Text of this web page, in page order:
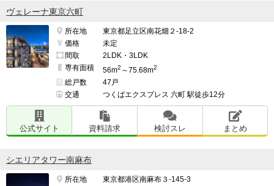
ヴェレーナ東京六町
所在地
東京都足立区南花畑２-18-2
価格
未定
間取
2LDK・3LDK
専有面積
56m2 ～75.68m2
総戸数
47戸
交通
つくばエクスプレス 六町 駅徒歩12分
公式サイト 資料請求 検討スレ まとめ
シエリアタワー南麻布
所在地
東京都港区南麻布３-145-3